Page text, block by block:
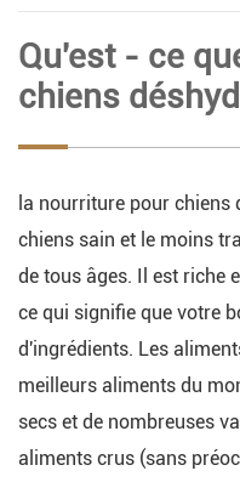
Qu'est - ce
chiens
la nourriture pour chiens
chiens sain et le moins
de tous âges. Il est riche
ce qui signifie que votre
d'ingrédients. Les
meilleurs aliments du
secs et de nombreuses
aliments crus (sans